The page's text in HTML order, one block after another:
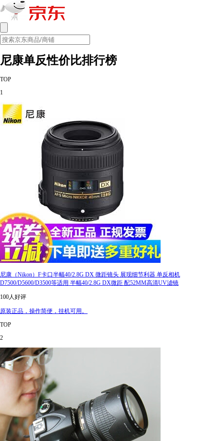
尼康单反性价比排行榜
TOP
1
尼康（Nikon）F卡口半幅40/2.8G DX 微距镜头 展现细节利器 单反相机
D7500/D5600/D3500等适用 半幅40/2.8G DX微距 配52MM高清UV滤镜
100人好评
原装正品，操作简便，挂机可用。
TOP
2